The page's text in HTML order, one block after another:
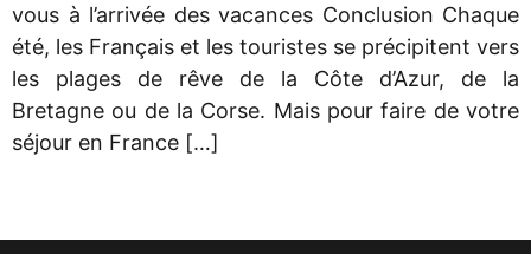
vous à l’arrivée des vacances Conclusion Chaque
été, les Français et les touristes se précipitent vers
les plages de rêve de la Côte d’Azur, de la
Bretagne ou de la Corse. Mais pour faire de votre
séjour en France […]